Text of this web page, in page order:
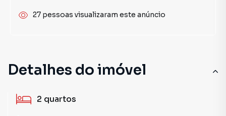
Detalhes do imóvel
2 quartos
27 pessoas visualizaram este anúncio